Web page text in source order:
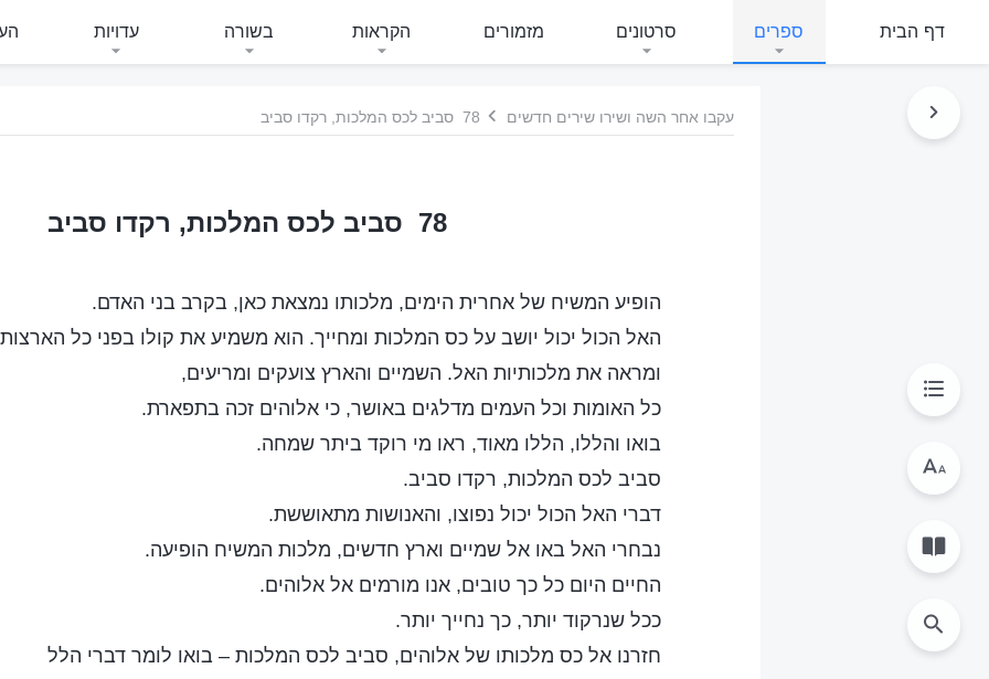
דף הבית ספרים סרטונים מזמורים הקראות בשורה עדויות
עקבו אחר השה ושירו שירים חדשים 78 סביב לכס המלכות, רקדו סביב
78 סביב לכס המלכות, רקדו סביב
הופיע המשיח של אחרית הימים, מלכותו נמצאת כאן, בקרב בני האדם.
האל הכול יכול יושב על כס המלכות ומחייך. הוא משמיע את קולו בפני כל הארצות
ומראה את מלכותיות האל. השמיים והארץ צועקים ומריעים,
כל האומות וכל העמים מדלגים באושר, כי אלוהים זכה בתפארת.
בואו והללו, הללו מאוד, ראו מי רוקד ביתר שמחה.
סביב לכס המלכות, רקדו סביב.
דברי האל הכול יכול נפוצו, והאנושות מתאוששת.
נבחרי האל באו אל שמיים וארץ חדשים, מלכות המשיח הופיעה.
החיים היום כל כך טובים, אנו מורמים אל אלוהים.
ככל שנרקוד יותר, כך נחייך יותר.
חזרנו אל כס מלכותו של אלוהים, סביב לכס המלכות – בואו לומר דברי הלל